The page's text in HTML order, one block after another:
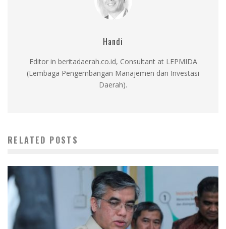
Handi
Editor in beritadaerah.co.id, Consultant at LEPMIDA
(Lembaga Pengembangan Manajemen dan Investasi
Daerah).
RELATED POSTS